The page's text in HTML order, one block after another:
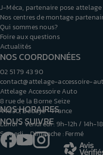
J-Méca, partenaire pose attelage
Nos centres de montage
Qui sommes nous?
Foire aux questions
Actualités
NOS COORDONNÉES
02 51 79 43 90
contact@attelage-accessoire-
Attelage Accessoire Auto
8 rue de la Borne Seize
44830, Bouaye - France
NOUS SUIVRE
FacebookYouTubeInstagram
NOS HORAIRES
Lundi - Vendredi : 9h-12h / 14h-
Samedi - Dimanche : Fermé